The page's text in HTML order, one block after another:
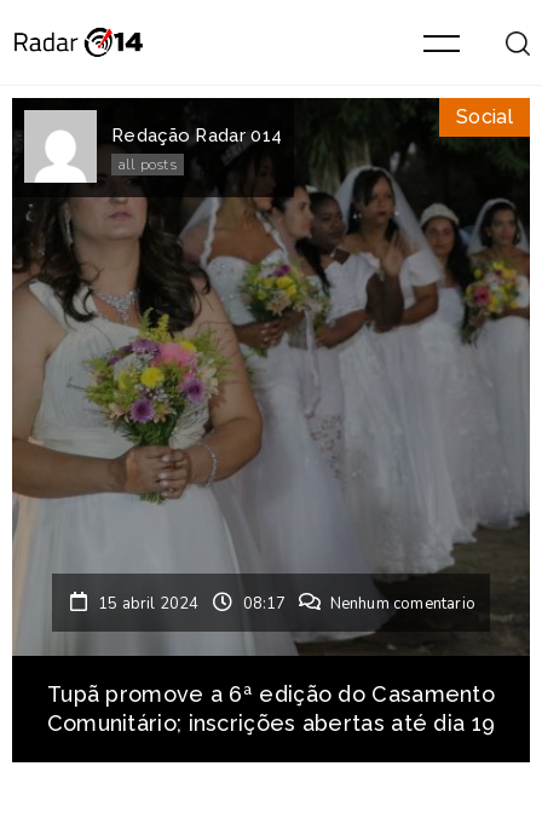
Redação Radar 014
all posts
Social
15 abril 2024 08:17 Nenhum comentario
Tupã promove a 6ª edição do Casamento
Comunitário; inscrições abertas até dia 19